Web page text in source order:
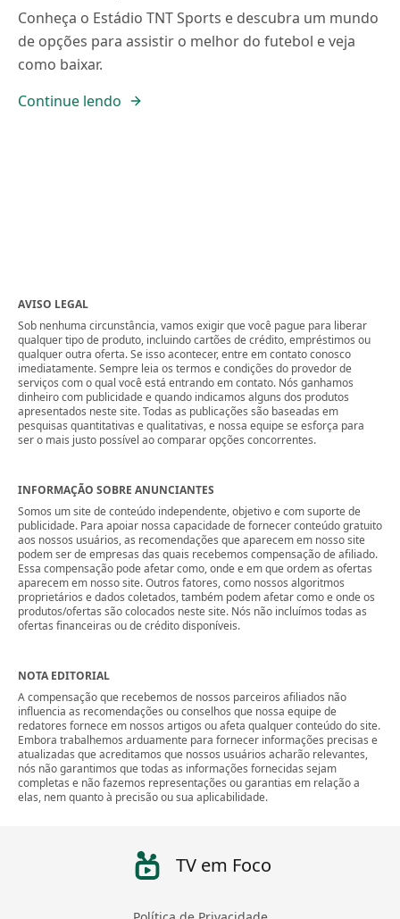
Conheça o Estádio TNT Sports e descubra um mundo
de opções para assistir o melhor do futebol e veja
como baixar.
Continue lendo
AVISO LEGAL
Sob nenhuma circunstância, vamos exigir que você pague para liberar
qualquer tipo de produto, incluindo cartões de crédito, empréstimos ou
qualquer outra oferta. Se isso acontecer, entre em contato conosco
imediatamente. Sempre leia os termos e condições do provedor de
serviços com o qual você está entrando em contato. Nós ganhamos
dinheiro com publicidade e quando indicamos alguns dos produtos
apresentados neste site. Todas as publicações são baseadas em
pesquisas quantitativas e qualitativas, e nossa equipe se esforça para
ser o mais justo possível ao comparar opções concorrentes.
INFORMAÇÃO SOBRE ANUNCIANTES
Somos um site de conteúdo independente, objetivo e com suporte de
publicidade. Para apoiar nossa capacidade de fornecer conteúdo gratuito
aos nossos usuários, as recomendações que aparecem em nosso site
podem ser de empresas das quais recebemos compensação de afiliado.
Essa compensação pode afetar como, onde e em que ordem as ofertas
aparecem em nosso site. Outros fatores, como nossos algoritmos
proprietários e dados coletados, também podem afetar como e onde os
produtos/ofertas são colocados neste site. Nós não incluímos todas as
ofertas financeiras ou de crédito disponíveis.
NOTA EDITORIAL
A compensação que recebemos de nossos parceiros afiliados não
influencia as recomendações ou conselhos que nossa equipe de
redatores fornece em nossos artigos ou afeta qualquer conteúdo do site.
Embora trabalhemos arduamente para fornecer informações precisas e
atualizadas que acreditamos que nossos usuários acharão relevantes,
nós não garantimos que todas as informações fornecidas sejam
completas e não fazemos representações ou garantias em relação a
elas, nem quanto à precisão ou sua aplicabilidade.
TV em Foco